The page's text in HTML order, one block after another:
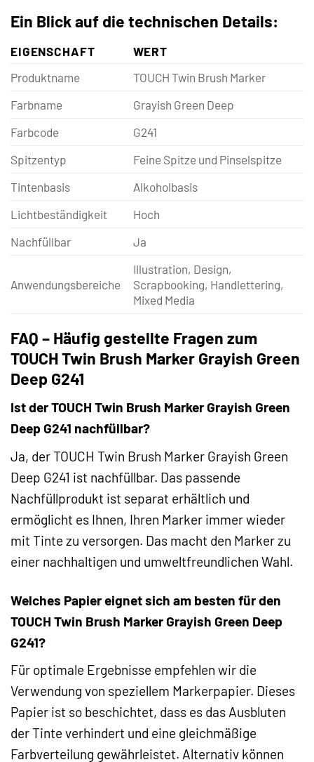
Ein Blick auf die technischen Details:
EIGENSCHAFT
WERT
Produktname
TOUCH Twin Brush Marker
Farbname
Grayish Green Deep
Farbcode
G241
Spitzentyp
Feine Spitze und Pinselspitze
Tintenbasis
Alkoholbasis
Lichtbeständigkeit
Hoch
Nachfüllbar
Ja
Anwendungsbereiche
Illustration, Design,
Scrapbooking, Handlettering,
Mixed Media
FAQ – Häufig gestellte Fragen zum
TOUCH Twin Brush Marker Grayish Green
Deep G241
Ist der TOUCH Twin Brush Marker Grayish Green
Deep G241 nachfüllbar?
Ja, der TOUCH Twin Brush Marker Grayish Green
Deep G241 ist nachfüllbar. Das passende
Nachfüllprodukt ist separat erhältlich und
ermöglicht es Ihnen, Ihren Marker immer wieder
mit Tinte zu versorgen. Das macht den Marker zu
einer nachhaltigen und umweltfreundlichen Wahl.
Welches Papier eignet sich am besten für den
TOUCH Twin Brush Marker Grayish Green Deep
G241?
Für optimale Ergebnisse empfehlen wir die
Verwendung von speziellem Markerpapier. Dieses
Papier ist so beschichtet, dass es das Ausbluten
der Tinte verhindert und eine gleichmäßige
Farbverteilung gewährleistet. Alternativ können